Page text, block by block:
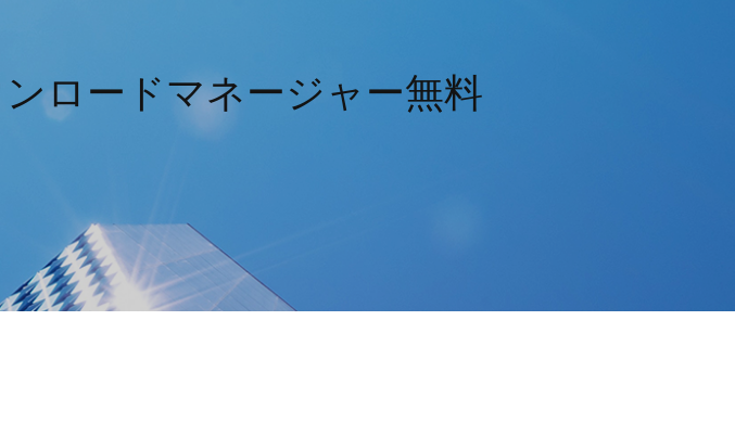
ロードマネージャー無料